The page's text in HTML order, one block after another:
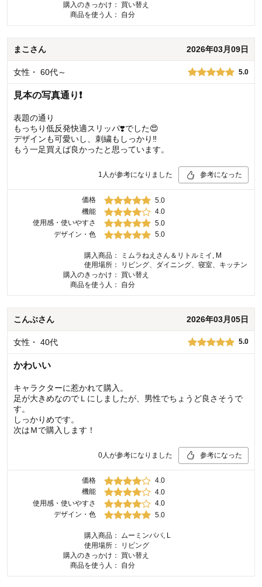
購入のきっかけ：
買い替え
商品を使う人：
自分
まこさん 2026年03月09日
女性 ・ 60代～ 5.0
見本の写真通り❗️
表題の通り
もっちり低反発快適スリッパ❣️でした😍
デザインも可愛いし、刺繍もしっかり‼️
もう一足買えば良かったと思っています。
1 人が参考になりました 参考になった
価格
5.0
機能
4.0
使用感・使いやすさ
5.0
デザイン・色
5.0
購入商品：
ミムラねえさん＆リトルミイ, M
使用場所：
リビング、ダイニング、寝室、キッチン
購入のきっかけ：
買い替え
商品を使う人：
自分
こんぶさん 2026年03月05日
女性 ・ 40代 5.0
かわいい
キャラクターに惹かれて購入。
足が大きめなのでＬにしましたが、男性でちょうど良さそうで
す。
しっかりめです。
次はＭで購入します！
0人が参考になりました 参考になった
価格
4.0
機能
4.0
使用感・使いやすさ
4.0
デザイン・色
5.0
購入商品： ムーミンパパ, L
使用場所：
リビング
購入のきっかけ：
買い替え
商品を使う人：
自分